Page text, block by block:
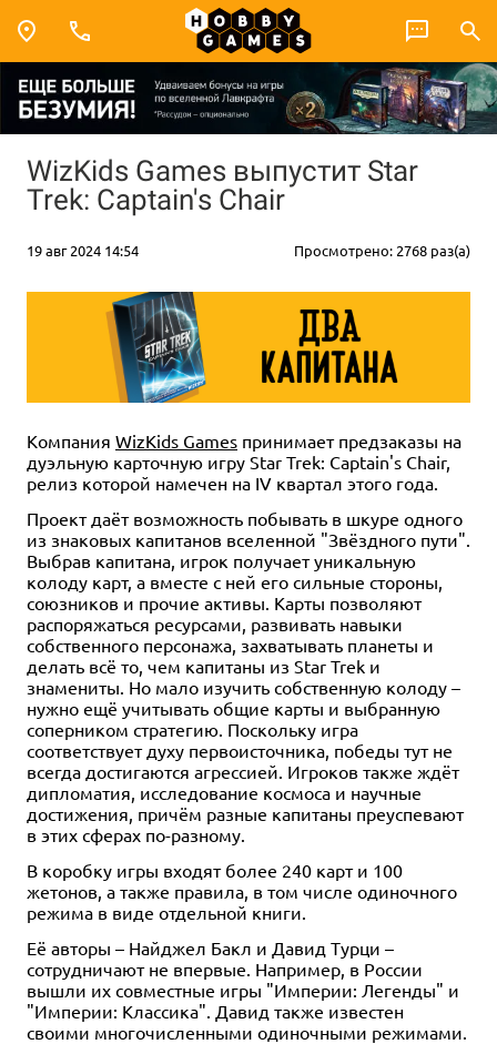
WizKids Games выпустит Star
Trek: Captain's Chair
19 авг 2024 14:54 Просмотрено: 2768 раз(а)
Компания WizKids Games принимает предзаказы на
дуэльную карточную игру Star Trek: Captain's Chair,
релиз которой намечен на IV квартал этого года.
Проект даёт возможность побывать в шкуре одного
из знаковых капитанов вселенной "Звёздного пути".
Выбрав капитана, игрок получает уникальную
колоду карт, а вместе с ней его сильные стороны,
союзников и прочие активы. Карты позволяют
распоряжаться ресурсами, развивать навыки
собственного персонажа, захватывать планеты и
делать всё то, чем капитаны из Star Trek и
знамениты. Но мало изучить собственную колоду –
нужно ещё учитывать общие карты и выбранную
соперником стратегию. Поскольку игра
соответствует духу первоисточника, победы тут не
всегда достигаются агрессией. Игроков также ждёт
дипломатия, исследование космоса и научные
достижения, причём разные капитаны преуспевают
в этих сферах по-разному.
В коробку игры входят более 240 карт и 100
жетонов, а также правила, в том числе одиночного
режима в виде отдельной книги.
Её авторы – Найджел Бакл и Давид Турци –
сотрудничают не впервые. Например, в России
вышли их совместные игры "Империи: Легенды" и
"Империи: Классика". Давид также известен
своими многочисленными одиночными режимами.